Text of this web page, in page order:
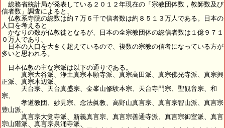
総務省統計局が発表している２０１２年現在の「宗教団体数，教師数及び
信者数」調査によると、
仏教系寺院の総数は約７万６千で信者数は約８５１３万人である。日本の
人口を考えると
かなりの数が仏教徒となるが、日本の全宗教団体の総信者数は１億９７１
０万人であり、
日本の人口を大きく超えているので、複数の宗教の信者になっている方が
多いと思われる。
日本仏教の主な宗派は以下の通りである。
真宗大谷派、浄土真宗本願寺派、真宗高田派、真宗佛光寺派、真宗興
正派、真宗木辺派、
天台宗、天台真盛宗、金峯山修験本宗、天台寺門宗、聖観音宗、和
宗、
孝道教団、妙見宗、念法眞教、高野山真言宗、真言宗智山派、真言宗
豊山派、
真言宗大覚寺派、新義真言宗、真言宗善通寺派、真言宗御室派、真言
宗山階派、真言宗泉涌寺派、